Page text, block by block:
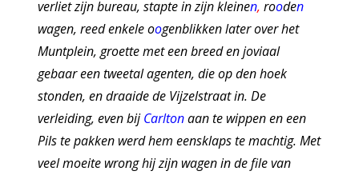
verliet zijn bureau, stapte in zijn kleinen, rooden
wagen, reed enkele oogenblikken later over het
Muntplein, groette met een breed en joviaal
gebaar een tweetal agenten, die op den hoek
stonden, en draaide de Vijzelstraat in. De
verleiding, even bijCarltonaan te wippen en een
Pils te pakken werd hem eensklaps te machtig. Met
veel moeite wrong hij zijn wagen in de file van